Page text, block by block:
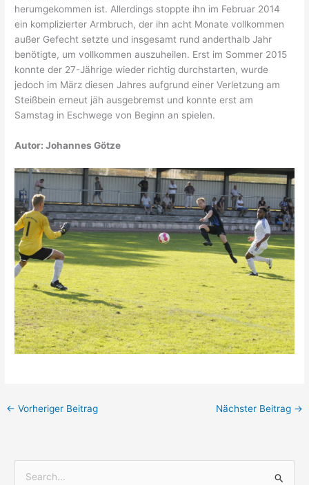
herumgekommen ist. Allerdings stoppte ihn im Februar 2014
ein komplizierter Armbruch, der ihn acht Monate vollkommen
außer Gefecht setzte und insgesamt rund anderthalb Jahr
benötigte, um vollkommen auszuheilen. Erst im Sommer 2015
konnte der 27-Jährige wieder richtig durchstarten, wurde
jedoch im März diesen Jahres aufgrund einer Verletzung am
Steißbein erneut jäh ausgebremst und konnte erst am
Samstag in Eschwege von Beginn an spielen.
Autor: Johannes Götze
← Vorheriger Beitrag Nächster Beitrag →